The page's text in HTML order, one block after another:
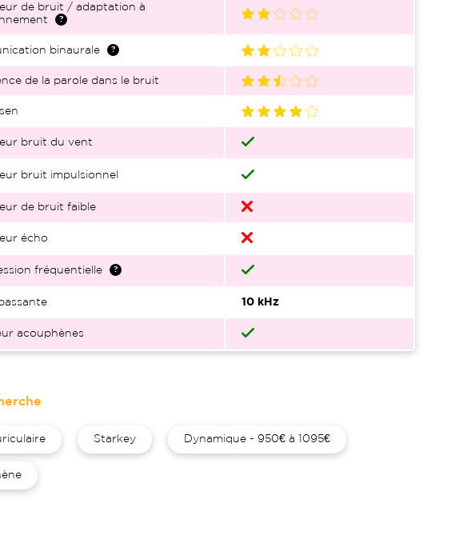
de bruit / adaptation à
binaurale
de la parole dans le bruit
bruit du vent
bruit impulsionnel
de bruit faible
écho
fréquentielle
10 kHz
acouphènes
Starkey Dynamique - 950€ à 1095€